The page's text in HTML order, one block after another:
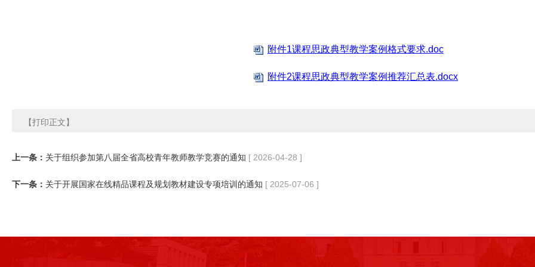
附件1课程思政典型教学案例格式要求.doc
附件2课程思政典型教学案例推荐汇总表.docx
【打印正文】
上一条： 关于组织参加第八届全省高校青年教师教学竞赛的通知 [ 2026-04-28 ]
下一条： 关于开展国家在线精品课程及规划教材建设专项培训的通知 [ 2025-07-06 ]